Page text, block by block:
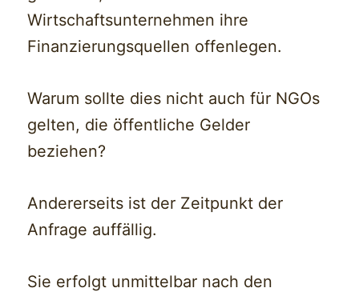
Wirtschaftsunternehmen ihre
Finanzierungsquellen offenlegen.
Warum sollte dies nicht auch für NGOs
gelten, die öffentliche Gelder
beziehen?
Andererseits ist der Zeitpunkt der
Anfrage auffällig.
Sie erfolgt unmittelbar nach den